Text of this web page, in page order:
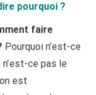
pourquoi ?
faire
Pourquoi n’est-ce
ce pas le
est